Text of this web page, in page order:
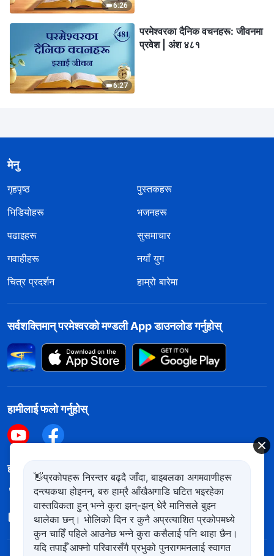
6:26
6:27
परमेश्‍वरका दैनिक वचनहरू: जीवनमा
प्रवेश | अंश ४८१
मेनु
गृहपृष्ठ
पुस्तकहरू
भिडियोहरू
भजनहरू
पढाइहरू
सुसमाचार
गवाहीहरू
नयाँ युग
चित्र प्रदर्शन
हाम्रो बारेमा
सर्वशक्तिमान्‌ परमेश्‍वरको मण्डली App डाउनलोड गर्नुहोस्
हामीलाई फलो गर्नुहोस्
हामीलाई सम्पर्क गर्नुहोस
+977-981-140-9021
contact.ne@kingdomsalvation.org
👋प्रकोपहरू निरन्तर बढ्दै जाँदा, बाइबलका अगमवाणीहरू
दन्त्यकथा होइनन्, बरु हाम्रै आँखैअगाडि घटित भइरहेका
वास्तविकता हुन् भन्ने कुरा झन्-झन् धेरै मानिसले बुझ्न
थालेका छन्। भोलिको दिन र कुनै अप्रत्याशित प्रकोपमध्ये
कुन चाहिँ पहिले आउनेछ भन्ने कुरा कसैलाई पनि थाहा छैन।
यदि तपाईँ आफ्नो परिवारसँगै प्रभुको पुनरागमनलाई स्वागत